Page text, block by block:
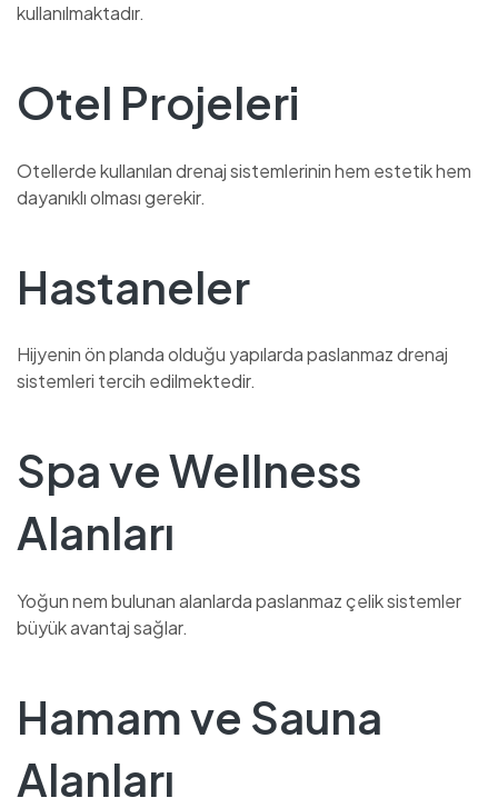
kullanılmaktadır.
Otel Projeleri
Otellerde kullanılan drenaj sistemlerinin hem estetik hem
dayanıklı olması gerekir.
Hastaneler
Hijyenin ön planda olduğu yapılarda paslanmaz drenaj
sistemleri tercih edilmektedir.
Spa ve Wellness
Alanları
Yoğun nem bulunan alanlarda paslanmaz çelik sistemler
büyük avantaj sağlar.
Hamam ve Sauna
Alanları